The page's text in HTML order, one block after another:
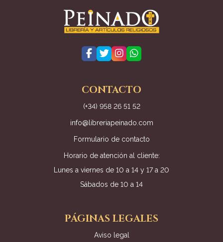
CONTACTO
(+34) 958 26 51 52
info@libreriapeinado.com
Formulario de contacto
Horario de atención al cliente:
Lunes a viernes de 10 a 14 y 17 a 20
Sábados de 10 a 14
PÁGINAS LEGALES
Aviso legal